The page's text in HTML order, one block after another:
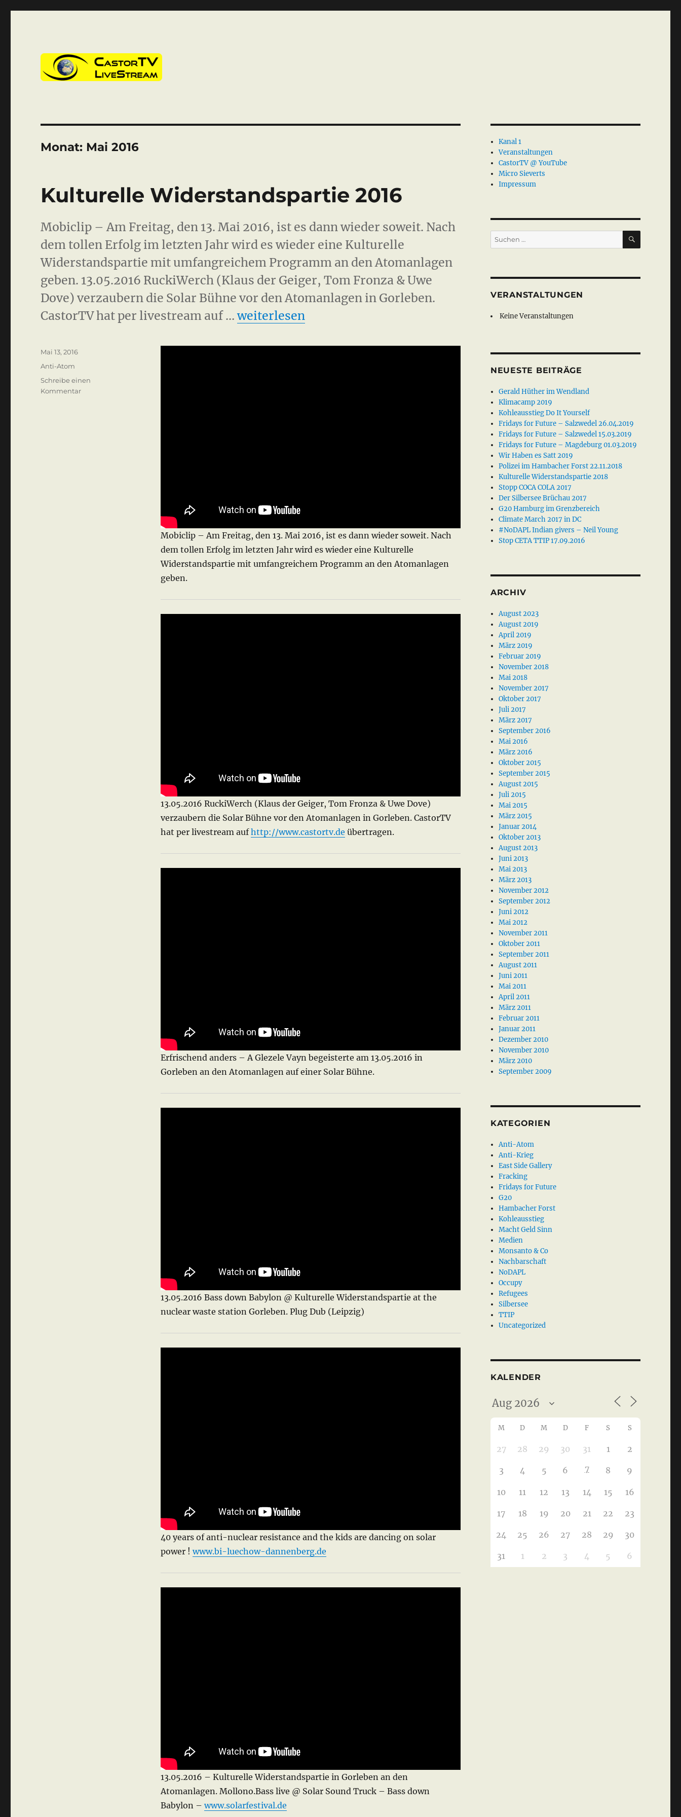
Monat: Mai 2016
Kulturelle Widerstandspartie 2016
Mobiclip – Am Freitag, den 13. Mai 2016, ist es dann wieder soweit. Nach
dem tollen Erfolg im letzten Jahr wird es wieder eine Kulturelle
Widerstandspartie mit umfangreichem Programm an den Atomanlagen
geben. 13.05.2016 RuckiWerch (Klaus der Geiger, Tom Fronza & Uwe
Dove) verzaubern die Solar Bühne vor den Atomanlagen in Gorleben.
CastorTV hat per livestream auf …„Kulturelle Widerstandspartie 2016“
weiterlesen
Mobiclip – Am Freitag, den 13. Mai 2016, ist es dann wieder soweit. Nach
dem tollen Erfolg im letzten Jahr wird es wieder eine Kulturelle
Widerstandspartie mit umfangreichem Programm an den Atomanlagen
geben.
13.05.2016 RuckiWerch (Klaus der Geiger, Tom Fronza & Uwe Dove)
verzaubern die Solar Bühne vor den Atomanlagen in Gorleben. CastorTV
hat per livestream aufhttp://www.castortv.de übertragen.
Erfrischend anders – A Glezele Vayn begeisterte am 13.05.2016 in
Gorleben an den Atomanlagen auf einer Solar Bühne.
13.05.2016 Bass down Babylon @ Kulturelle Widerstandspartie at the
nuclear waste station Gorleben. Plug Dub (Leipzig)
40 years of anti-nuclear resistance and the kids are dancing on solar
power ! www.bi-luechow-dannenberg.de
13.05.2016 – Kulturelle Widerstandspartie in Gorleben an den
Atomanlagen. Mollono.Bass live @ Solar Sound Truck – Bass down
Babylon – www.solarfestival.de
Veröffentlicht
Mai 13, 2016
Kategorien
Anti-Atom
Schreibe einen
Kommentarzu
Kanal 1
Veranstaltungen
CastorTV @ YouTube
Micro Sieverts
Impressum
Suche
nach:
SUCHEN
VERANSTALTUNGEN
Keine Veranstaltungen
NEUESTE BEITRÄGE
Gerald Hüther im Wendland
Klimacamp 2019
Kohleausstieg Do It Yourself
Fridays for Future – Salzwedel 26.04.2019
Fridays for Future – Salzwedel 15.03.2019
Fridays for Future – Magdeburg 01.03.2019
Wir Haben es Satt 2019
Polizei im Hambacher Forst 22.11.2018
Kulturelle Widerstandspartie 2018
Stopp COCA COLA 2017
Der Silbersee Brüchau 2017
G20 Hamburg im Grenzbereich
Climate March 2017 in DC
#NoDAPL Indian givers – Neil Young
Stop CETA TTIP 17.09.2016
ARCHIV
August 2023
August 2019
April 2019
März 2019
Februar 2019
November 2018
Mai 2018
November 2017
Oktober 2017
Juli 2017
März 2017
September 2016
Mai 2016
März 2016
Oktober 2015
September 2015
August 2015
Juli 2015
Mai 2015
März 2015
Januar 2014
Oktober 2013
August 2013
Juni 2013
Mai 2013
März 2013
November 2012
September 2012
Juni 2012
Mai 2012
November 2011
Oktober 2011
September 2011
August 2011
Juni 2011
Mai 2011
April 2011
März 2011
Februar 2011
Januar 2011
Dezember 2010
November 2010
März 2010
September 2009
KATEGORIEN
Anti-Atom
Anti-Krieg
East Side Gallery
Fracking
Fridays for Future
G20
Hambacher Forst
Kohleausstieg
Macht Geld Sinn
Medien
Monsanto & Co
Nachbarschaft
NoDAPL
Occupy
Refugees
Silbersee
TTIP
Uncategorized
KALENDER
M D M D F S S
27 28 29 30 31 1 2
3 4 5 6 7 8 9
10 11 12 13 14 15 16
17 18 19 20 21 22 23
24 25 26 27 28 29 30
31 1 2 3 4 5 6